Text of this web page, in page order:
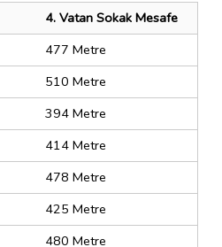
4. Vatan Sokak Mesafe
477 Metre
510 Metre
394 Metre
414 Metre
478 Metre
425 Metre
480 Metre